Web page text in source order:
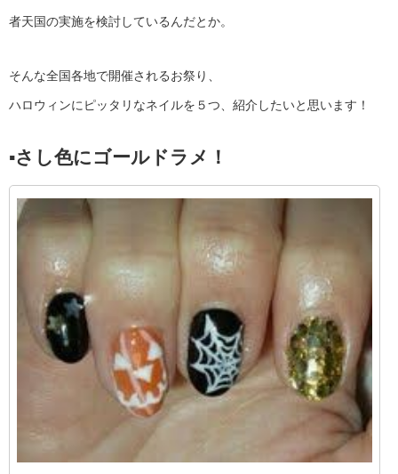
者天国の実施を検討しているんだとか。
そんな全国各地で開催されるお祭り、
ハロウィンにピッタリなネイルを５つ、紹介したいと思います！
▪︎さし色にゴールドラメ！